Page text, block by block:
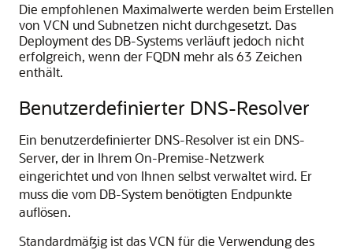
Die empfohlenen Maximalwerte werden beim Erstellen
von VCN und Subnetzen nicht durchgesetzt. Das
Deployment des DB-Systems verläuft jedoch nicht
erfolgreich, wenn der FQDN mehr als 63 Zeichen
enthält.
Benutzerdefinierter DNS-Resolver
Ein benutzerdefinierter DNS-Resolver ist ein DNS-
Server, der in Ihrem On-Premise-Netzwerk
eingerichtet und von Ihnen selbst verwaltet wird. Er
muss die vom DB-System benötigten Endpunkte
auflösen.
Standardmäßig ist das VCN für die Verwendung des